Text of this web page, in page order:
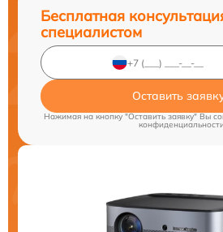
Бесплатная
специалистом
Оставить
Нажимая на кнопку "Оставить заявку" Вы
конфиденциальности